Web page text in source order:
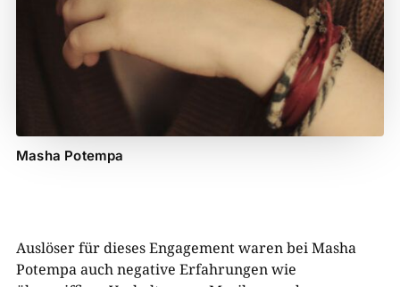
Masha Potempa
Auslöser für dieses Engagement waren bei Masha
Potempa auch negative Erfahrungen wie